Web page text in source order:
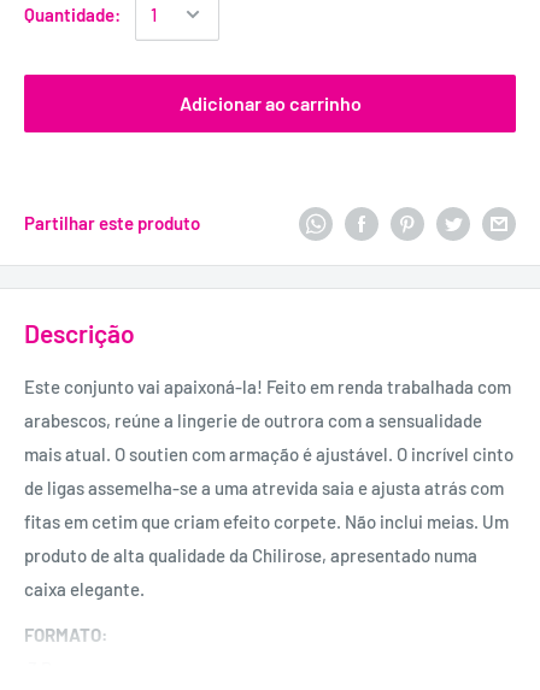
Quantidade:
Adicionar ao carrinho
Partilhar este produto
Descrição
Este conjunto vai apaixoná-la! Feito em renda trabalhada com
arabescos, reúne a lingerie de outrora com a sensualidade
mais atual. O soutien com armação é ajustável. O incrível cinto
de ligas assemelha-se a uma atrevida saia e ajusta atrás com
fitas em cetim que criam efeito corpete. Não inclui meias. Um
produto de alta qualidade da Chilirose, apresentado numa
caixa elegante.
FORMATO: